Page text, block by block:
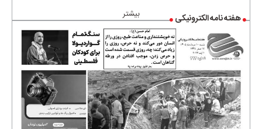
بیشتر هفته نامه الکترونیکی